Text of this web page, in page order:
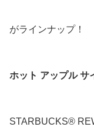
がラインナップ！
ホット アップル サ
STARBUCKS®